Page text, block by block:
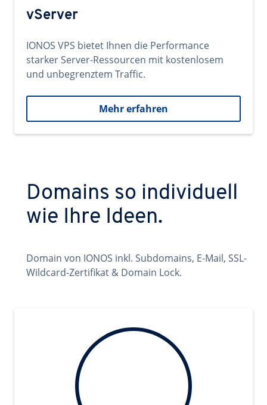
vServer
IONOS VPS bietet Ihnen die Performance
starker Server-Ressourcen mit kostenlosem
und unbegrenztem Traffic.
Mehr erfahren
Domains so individuell
wie Ihre Ideen.
Domain von IONOS inkl. Subdomains, E-Mail, SSL-
Wildcard-Zertifikat & Domain Lock.